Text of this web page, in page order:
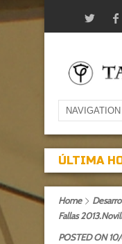
ÚLTIMA
TARDE DE
Home
Fallas
POSTED ON